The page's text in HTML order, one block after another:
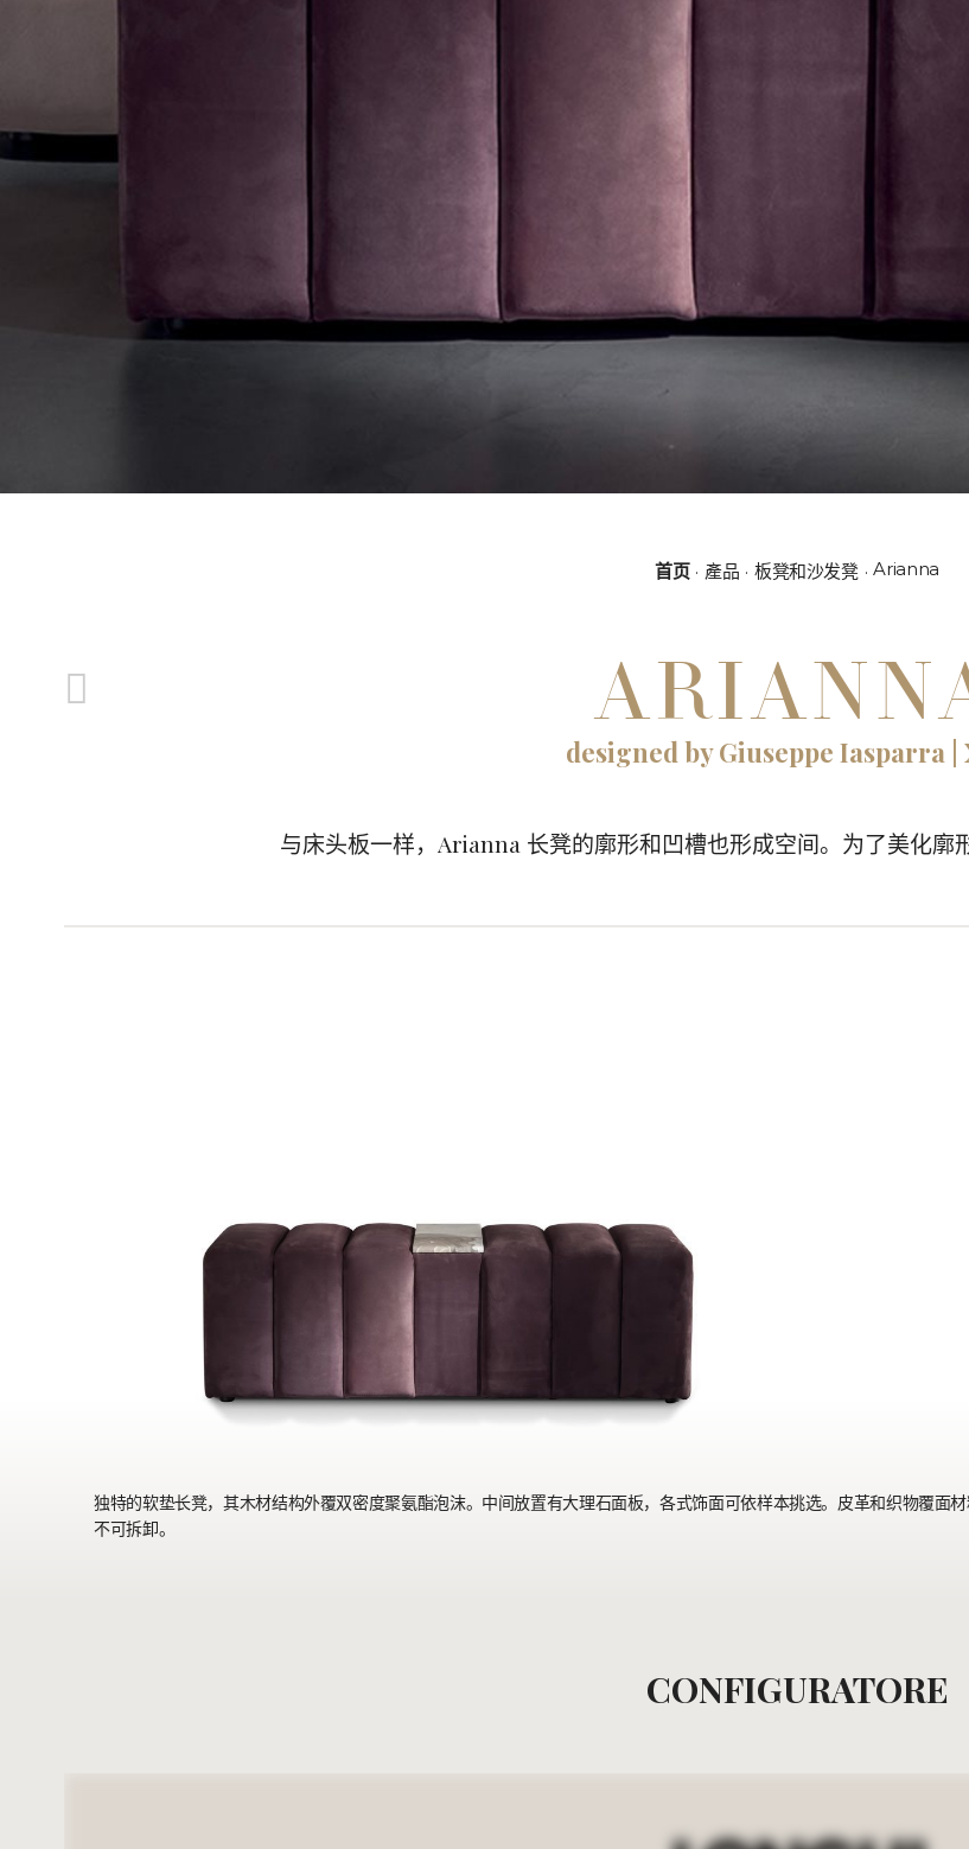
首页 產品 板凳和沙发凳 Arianna
designed by Giuseppe Iasparra |
与床头板一样，Arianna 长凳的廓形和凹槽也形成空间。为了美化廓
独特的软垫长凳，其木材结构外覆双密度聚氨酯泡沫。中间放置有大理石面板，各式饰面可依样本挑选。皮革和织物覆面
不可拆卸。
CONFIGURATORE